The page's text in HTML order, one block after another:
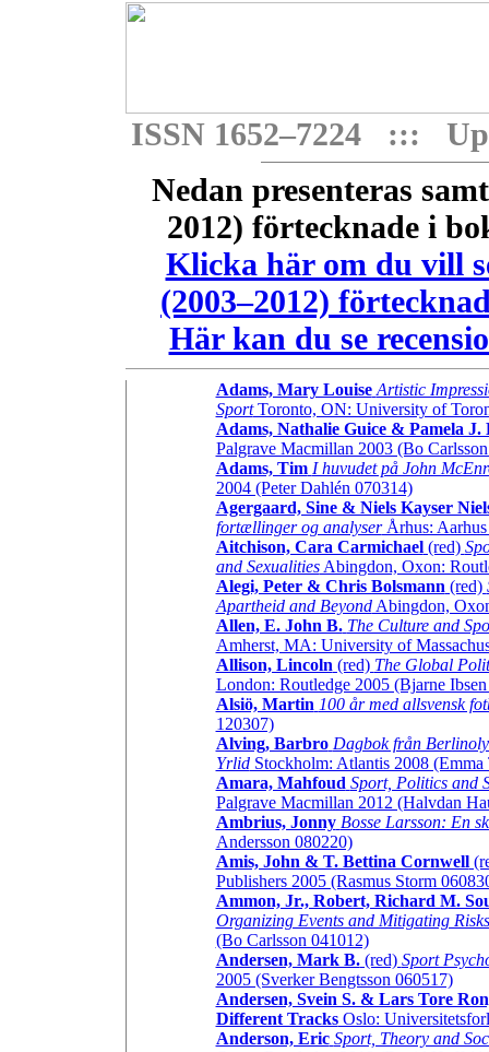
ISSN 1652–7224 :::
Nedan presenteras
2012) förtecknade i
Klicka här om du vill
(2003–2012)
Här kan du se
Adams, Mary Louise Artistic
SportToronto, ON: University of
Adams, Nathalie Guice & Pamela J.
Palgrave Macmillan 2003 (Bo
Adams, Tim I huvudet på John
2004 (Peter Dahlén 070314)
Agergaard, Sine & Niels Kayser
fortællinger og analyserÅrhus: Aarhus
Aitchison, Cara Carmichael(red)
and SexualitiesAbingdon, Oxon:
Alegi, Peter & Chris Bolsmann (red)
Apartheid and BeyondAbingdon,
Allen, E. John B. The Culture and
Amherst, MA: University of
Allison, Lincoln (red) The Global
London: Routledge 2005 (Bjarne
Alsiö, Martin 100 år med allsvensk
120307)
Alving, Barbro Dagbok från
YrlidStockholm: Atlantis 2008 (Emma
Amara, Mahfoud Sport, Politics and
Palgrave Macmillan 2012 (Halvdan
Ambrius, Jonny Bosse Larsson: En
Andersson 080220)
Amis, John & T. Bettina Cornwell
Publishers 2005 (Rasmus Storm
Ammon, Jr., Robert, Richard M.
Organizing Events and Mitigating Risks
(Bo Carlsson 041012)
Andersen, Mark B.(red) Sport
2005 (Sverker Bengtsson 060517)
Andersen, Svein S. & Lars Tore
Different TracksOslo:
Anderson, Eric Sport, Theory and